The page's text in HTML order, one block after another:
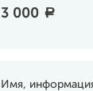
3 000 a
Имя,